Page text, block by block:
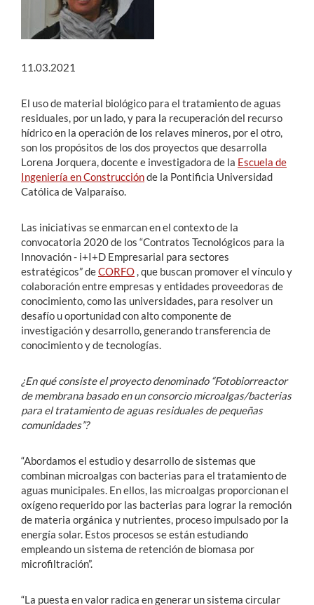
11.03.2021
El uso de material biológico para el tratamiento de aguas
residuales, por un lado, y para la recuperación del recurso
hídrico en la operación de los relaves mineros, por el otro,
son los propósitos de los dos proyectos que desarrolla
Lorena Jorquera, docente e investigadora de la Escuela de
Ingeniería en Construcciónde la Pontificia Universidad
Católica de Valparaíso.
Las iniciativas se enmarcan en el contexto de la
convocatoria 2020 de los “Contratos Tecnológicos para la
Innovación - i+I+D Empresarial para sectores
estratégicos” deCORFO, que buscan promover el vínculo y
colaboración entre empresas y entidades proveedoras de
conocimiento, como las universidades, para resolver un
desafío u oportunidad con alto componente de
investigación y desarrollo, generando transferencia de
conocimiento y de tecnologías.
¿En qué consiste el proyecto denominado “Fotobiorreactor
de membrana basado en un consorcio microalgas/bacterias
para el tratamiento de aguas residuales de pequeñas
comunidades”?
“Abordamos el estudio y desarrollo de sistemas que
combinan microalgas con bacterias para el tratamiento de
aguas municipales. En ellos, las microalgas proporcionan el
oxígeno requerido por las bacterias para lograr la remoción
de materia orgánica y nutrientes, proceso impulsado por la
energía solar. Estos procesos se están estudiando
empleando un sistema de retención de biomasa por
microfiltración”.
“La puesta en valor radica en generar un sistema circular